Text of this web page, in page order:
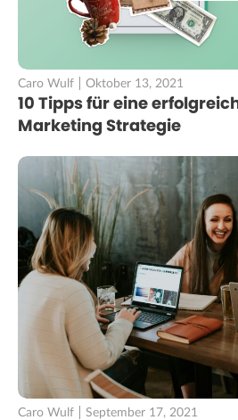
Caro Wulf Oktober 13, 2021
10 Tipps für eine
Marketing Strategie
Caro Wulf September 17, 2021